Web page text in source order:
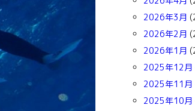
2026年3月
2026年2月
2026年1月
2025年12月
2025年11月
2025年10月